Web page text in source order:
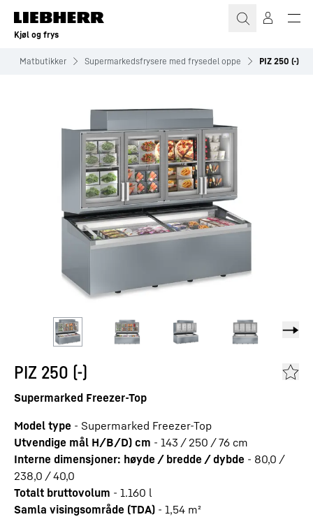
Kjøl og frys
Matbutikker Supermarkedsfrysere med frysedel oppe PIZ 250 (-)
PIZ 250 (-)
Supermarked Freezer-Top
Model type - Supermarked Freezer-Top
Utvendige mål H/B/D) cm - 143 / 250 / 76 cm
Interne dimensjoner: høyde / bredde / dybde - 80,0 /
238,0 / 40,0
Totalt bruttovolum - 1.160 l
Samla visingsområde (TDA) - 1,54 m²